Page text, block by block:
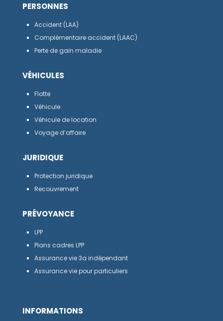
PERSONNES
Accident (LAA)
Complémentaire accident (LAAC)
Perte de gain maladie
VÉHICULES
Flotte
Véhicule
Véhicule de location
Voyage d’affaire
JURIDIQUE
Protection juridique
Recouvrement
PRÉVOYANCE
LPP
Plans cadres LPP
Assurance vie 3a indépendant
Assurance vie pour particuliers
INFORMATIONS